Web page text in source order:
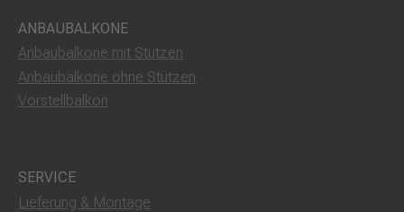
ANBAUBALKONE
Anbaubalkone mit Stützen
Anbaubalkone ohne Stützen
Vorstellbalkon
SERVICE
Lieferung & Montage